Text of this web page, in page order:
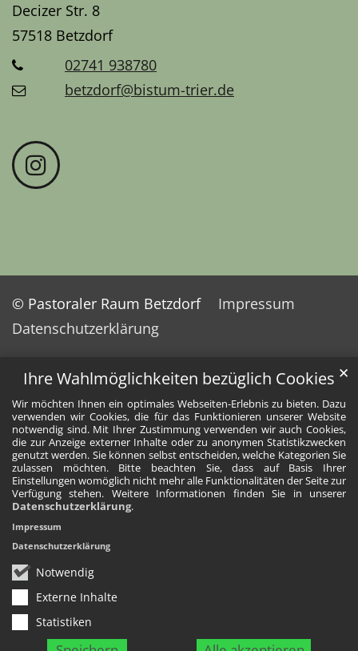
Ihre Wahlmöglichkeiten bezüglich Cookies
Wir möchten Ihnen ein optimales Webseiten-Erlebnis zu bieten. Dazu
verwenden wir Cookies, die für das Funktionieren unserer Website
notwendig sind. Mit Ihrer Zustimmung verwenden wir auch Cookies,
die zur Anzeige externer Inhalte oder zu anonymen Statistikzwecken
genutzt werden. Sie können selbst entscheiden, welche Kategorien Sie
zulassen möchten. Bitte beachten Sie, dass auf Basis Ihrer
Einstellungen womöglich nicht mehr alle Funktionalitäten der Seite zur
Verfügung stehen. Weitere Informationen finden Sie in unserer
Datenschutzerklärung.
Notwendig
Externe Inhalte
Statistiken
✕
Impressum
Datenschutzerklärung
Decizer Str. 8
57518 Betzdorf
02741 938780
betzdorf@bistum-trier.de
© Pastoraler Raum Betzdorf
Impressum
Datenschutzerklärung